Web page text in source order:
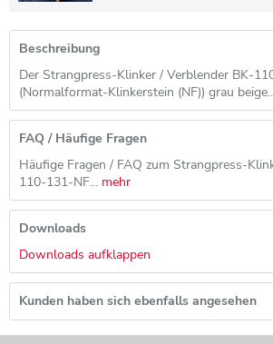
Beschreibung
Der Strangpress-Klinker / Verblender BK-
(Normalformat-Klinkerstein (NF)) grau
FAQ / Häufige Fragen
Häufige Fragen / FAQ zum Strangpress-
110-131-NF... mehr
Downloads
Downloads aufklappen
Kunden haben sich ebenfalls angesehen